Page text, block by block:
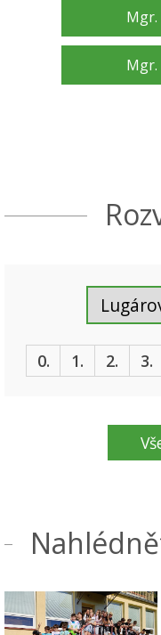
Mgr.
Mgr.
0. 1. 2. 3.